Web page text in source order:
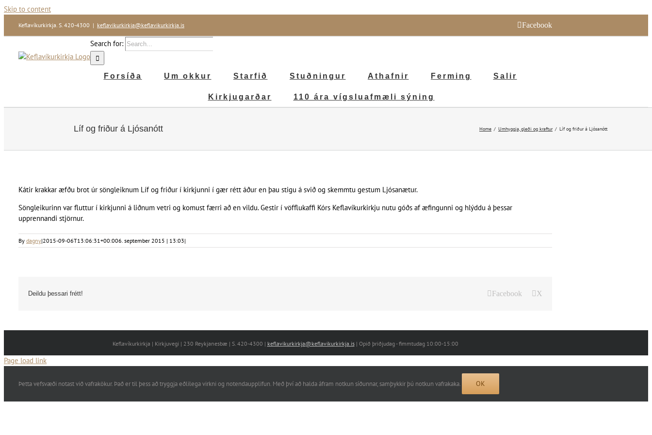
Skip to content
Keflavíkurkirkja. S. 420-4300 | keflavikurkirkja@keflavikurkirkja.is Facebook
Search for:
Forsíða Um okkur Starfið Stuðningur Athafnir Ferming Salir
Kirkjugarðar 110 ára vígsluafmæli sýning
Líf og friður á Ljósanótt Home Umhyggja, gleði og kraftur Líf og friður á Ljósanótt
Kátir krakkar æfðu brot úr söngleiknum Líf og friður í kirkjunni í gær rétt áður en þau stigu á svið og skemmtu gestum Ljósanætur.
Söngleikurinn var fluttur í kirkjunni á liðnum vetri og komust færri að en vildu. Gestir í vöfflukaffi Kórs Keflavíkurkirkju nutu góðs af æfingunni og hlýddu á þessar
upprennandi stjörnur.
By dagny|2015-09-06T13:06:31+00:006. september 2015 | 13:03|
Deildu þessari frétt! Facebook X
Keflavíkurkirkja | Kirkjuvegi | 230 Reykjanesbæ | S. 420-4300 | keflavikurkirkja@keflavikurkirkja.is| Opið þriðjudag - fimmtudag 10:00-15:00
Page load link
Þetta vefsvæði notast við vafrakökur. Það er til þess að tryggja eðlilega virkni og notendaupplifun. Með því að halda áfram notkun síðunnar, samþykkir þú notkun vafrakaka. OK